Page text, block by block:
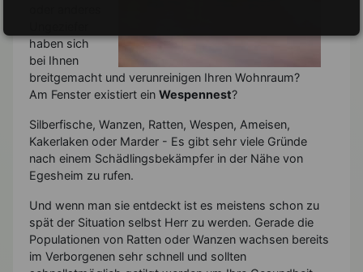
haben sich
bei Ihnen
breitgemacht und verunreinigen Ihren Wohnraum?
Am Fenster existiert ein Wespennest?
Silberfische, Wanzen, Ratten, Wespen, Ameisen,
Kakerlaken oder Marder - Es gibt sehr viele Gründe
nach einem Schädlingsbekämpfer in der Nähe von
Egesheim zu rufen.
Und wenn man sie entdeckt ist es meistens schon zu
spät der Situation selbst Herr zu werden. Gerade die
Populationen von Ratten oder Wanzen wachsen bereits
im Verborgenen sehr schnell und sollten